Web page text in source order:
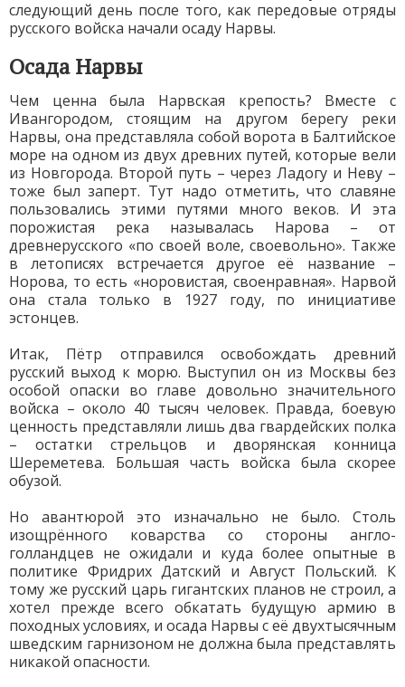
следующий день после того, как передовые отряды
русского войска начали осаду Нарвы.
Осада Нарвы
Чем ценна была Нарвская крепость? Вместе с
Ивангородом, стоящим на другом берегу реки
Нарвы, она представляла собой ворота в Балтийское
море на одном из двух древних путей, которые вели
из Новгорода. Второй путь – через Ладогу и Неву –
тоже был заперт. Тут надо отметить, что славяне
пользовались этими путями много веков. И эта
порожистая река называлась Нарова – от
древнерусского «по своей воле, своевольно». Также
в летописях встречается другое её название –
Норова, то есть «норовистая, своенравная». Нарвой
она стала только в 1927 году, по инициативе
эстонцев.
Итак, Пётр отправился освобождать древний
русский выход к морю. Выступил он из Москвы без
особой опаски во главе довольно значительного
войска – около 40 тысяч человек. Правда, боевую
ценность представляли лишь два гвардейских полка
– остатки стрельцов и дворянская конница
Шереметева. Большая часть войска была скорее
обузой.
Но авантюрой это изначально не было. Столь
изощрённого коварства со стороны англо-
голландцев не ожидали и куда более опытные в
политике Фридрих Датский и Август Польский. К
тому же русский царь гигантских планов не строил, а
хотел прежде всего обкатать будущую армию в
походных условиях, и осада Нарвы с её двухтысячным
шведским гарнизоном не должна была представлять
никакой опасности.